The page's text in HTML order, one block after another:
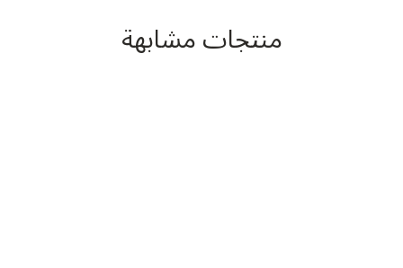
منتجات مشابهة